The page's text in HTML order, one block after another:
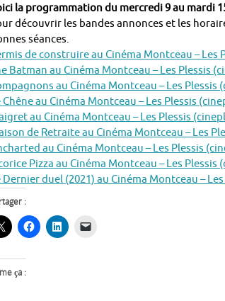
la programmation du mercredi 9 au mardi
découvrir les bandes annonces et les
séances.
de construire au Cinéma Montceau – Les
Batman au Cinéma Montceau – Les Plessis
au Cinéma Montceau – Les Plessis
Chêne au Cinéma Montceau – Les Plessis
au Cinéma Montceau – Les Plessis
de Retraite au Cinéma Montceau – Les
au Cinéma Montceau – Les Plessis
Pizza au Cinéma Montceau – Les Plessis
Dernier duel (2021) au Cinéma Montceau –
:
ça :